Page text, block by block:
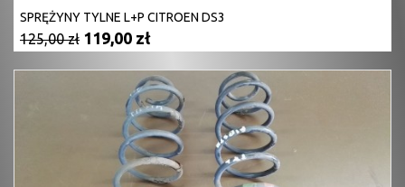
SPRĘŻYNY TYLNE L+P CITROEN DS3
125,00 zł 119,00 zł